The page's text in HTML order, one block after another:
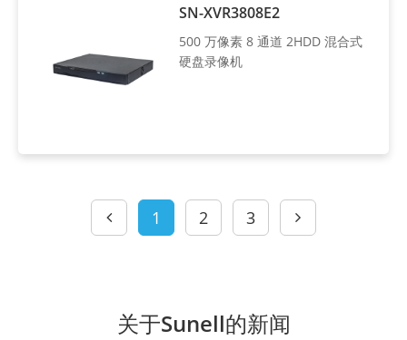
SN-XVR3808E2
500 万像素 8 通道 2HDD 混合式
硬盘录像机
1 2 3
关于Sunell的新闻